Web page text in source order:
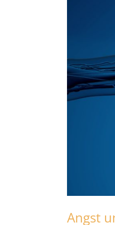
Angst